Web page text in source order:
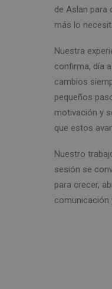
de Aslan para
más lo
Nuestra
confirma, día
cambios
pequeños
motivación y
que estos
Nuestro
sesión se
para crecer,
comunicación